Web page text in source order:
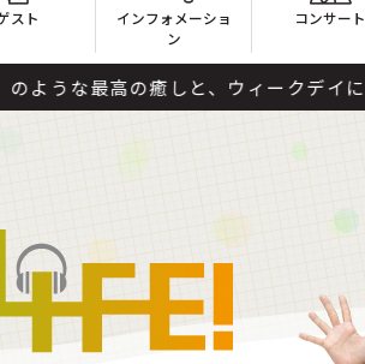
スト
インフォメーショ
ン
コンサート
と、ウィークデイにはないゆっ